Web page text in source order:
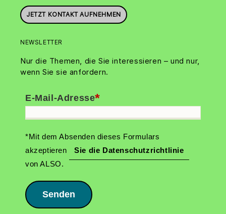
JETZT KONTAKT AUFNEHMEN
NEWSLETTER
Nur die Themen, die Sie interessieren – und nur,
wenn Sie sie anfordern.
*
E-Mail-Adresse
*Mit dem Absenden dieses Formulars
akzeptieren
Sie die Datenschutzrichtlinie
von ALSO.
Senden